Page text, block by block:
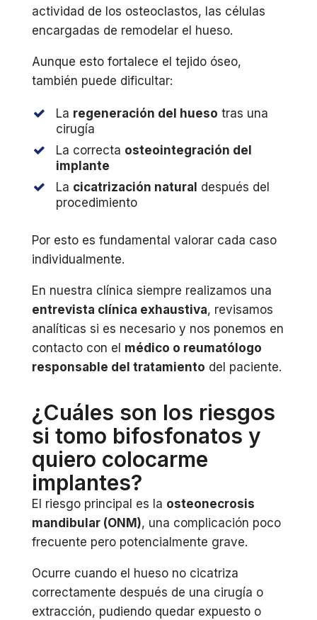
actividad de los osteoclastos, las células
encargadas de remodelar el hueso.
Aunque esto fortalece el tejido óseo,
también puede dificultar:
La regeneración del hueso tras una
cirugía
La correcta osteointegración del
implante
La cicatrización natural después del
procedimiento
Por esto es fundamental valorar cada caso
individualmente.
En nuestra clínica siempre realizamos una
entrevista clínica exhaustiva, revisamos
analíticas si es necesario y nos ponemos en
contacto con el médico o reumatólogo
responsable del tratamiento del paciente.
¿Cuáles son los riesgos
si tomo bifosfonatos y
quiero colocarme
implantes?
El riesgo principal es la osteonecrosis
mandibular (ONM), una complicación poco
frecuente pero potencialmente grave.
Ocurre cuando el hueso no cicatriza
correctamente después de una cirugía o
extracción, pudiendo quedar expuesto o